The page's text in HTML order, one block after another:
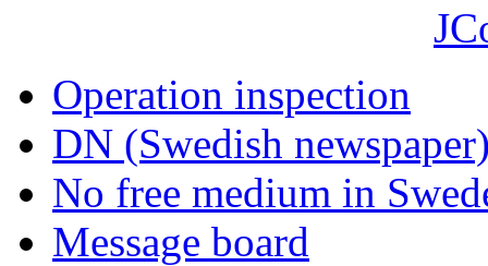
Operation inspection
DN (Swedish
No free medium in
Message board